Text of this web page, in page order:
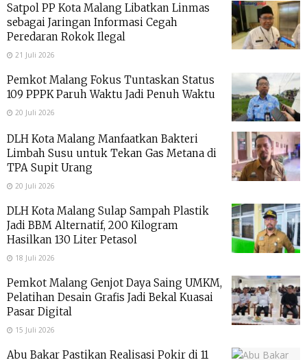
Satpol PP Kota Malang Libatkan Linmas
sebagai Jaringan Informasi Cegah
Peredaran Rokok Ilegal
21 Juli 2026
Pemkot Malang Fokus Tuntaskan Status
109 PPPK Paruh Waktu Jadi Penuh Waktu
20 Juli 2026
DLH Kota Malang Manfaatkan Bakteri
Limbah Susu untuk Tekan Gas Metana di
TPA Supit Urang
20 Juli 2026
DLH Kota Malang Sulap Sampah Plastik
Jadi BBM Alternatif, 200 Kilogram
Hasilkan 130 Liter Petasol
18 Juli 2026
Pemkot Malang Genjot Daya Saing UMKM,
Pelatihan Desain Grafis Jadi Bekal Kuasai
Pasar Digital
15 Juli 2026
Abu Bakar Pastikan Realisasi Pokir di 11